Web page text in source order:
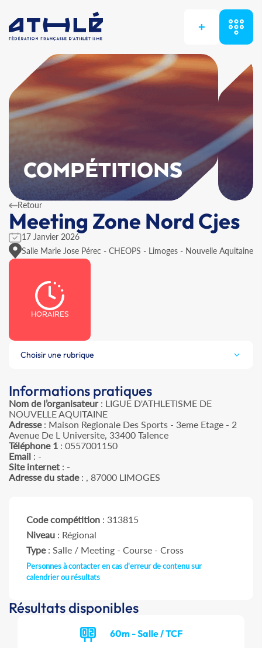
+
COMPÉTITIONS
Retour
Meeting Zone Nord Cjes
17 Janvier 2026
Salle Marie Jose Pérec - CHEOPS - Limoges - Nouvelle Aquitaine
HORAIRES
Choisir une rubrique
Informations pratiques
Nom de l’organisateur: LIGUE D'ATHLETISME DE
NOUVELLE AQUITAINE
Adresse: Maison Regionale Des Sports - 3eme Etage - 2
Avenue De L Universite, 33400 Talence
Téléphone 1 : 0557001150
Email : -
Site internet : -
Adresse du stade: , 87000 LIMOGES
Code compétition : 313815
Niveau : Régional
Type: Salle / Meeting - Course - Cross
Personnes à contacter en cas d'erreur de contenu sur
calendrier ou résultats
Résultats disponibles
60m - Salle / TCF